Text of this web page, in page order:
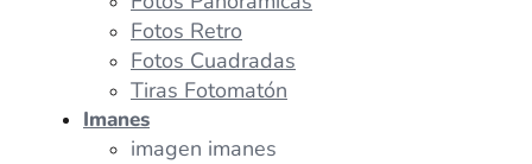
Fotos Retro
Fotos Cuadradas
Tiras Fotomatón
Imanes
imagen imanes